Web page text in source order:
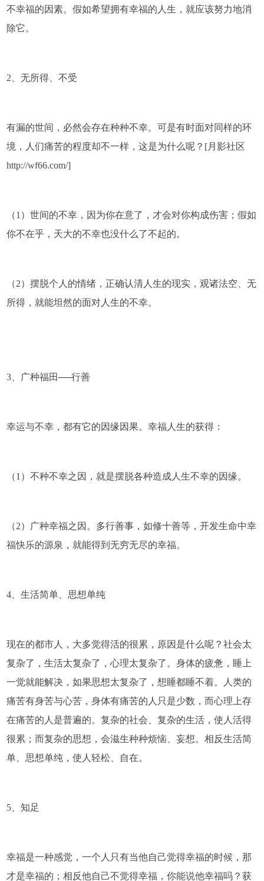
不幸福的因素。假如希望拥有幸福的人生，就应该努力地消
除它。
2、无所得、不受
有漏的世间，必然会存在种种不幸。可是有时面对同样的环
境，人们痛苦的程度却不一样，这是为什么呢？[月影社区
http://wf66.com/]
（1）世间的不幸，因为你在意了，才会对你构成伤害；假如
你不在乎，天大的不幸也没什么了不起的。
（2）摆脱个人的情绪，正确认清人生的现实，观诸法空、无
所得，就能坦然的面对人生的不幸。
3、广种福田──行善
幸运与不幸，都有它的因缘因果。幸福人生的获得：
（1）不种不幸之因，就是摆脱各种造成人生不幸的因缘。
（2）广种幸福之因。多行善事，如修十善等，开发生命中幸
福快乐的源泉，就能得到无穷无尽的幸福。
4、生活简单、思想单纯
现在的都市人，大多觉得活的很累，原因是什么呢？社会太
复杂了，生活太复杂了，心理太复杂了。身体的疲惫，睡上
一觉就能解决，如果思想太复杂了，想睡都睡不着。人类的
痛苦有身苦与心苦，身体有痛苦的人只是少数，而心理上存
在痛苦的人是普遍的。复杂的社会、复杂的生活，使人活得
很累；而复杂的思想，会滋生种种烦恼、妄想。相反生活简
单、思想单纯，使人轻松、自在。
5、知足
幸福是一种感觉，一个人只有当他自己觉得幸福的时候，那
才是幸福的；相反他自己不觉得幸福，你能说他幸福吗？获